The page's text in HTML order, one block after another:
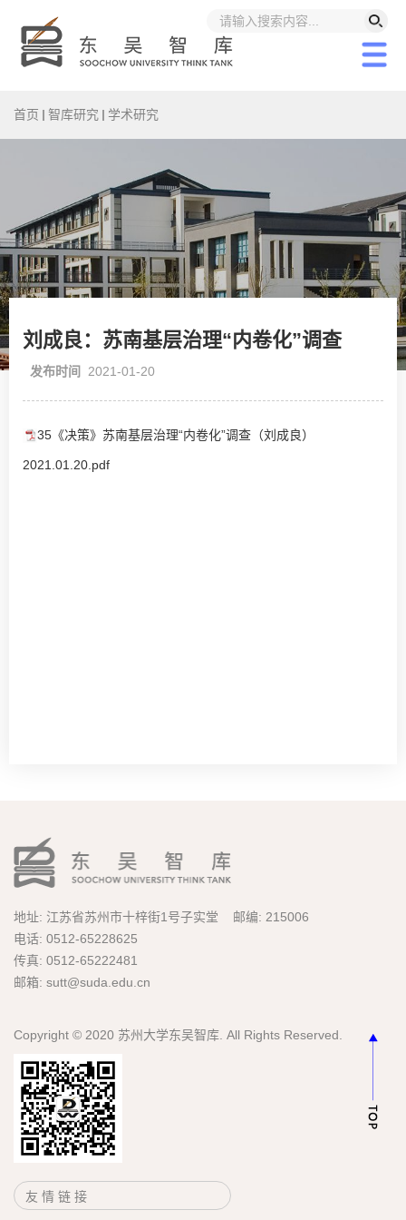
首页 智库研究 学术研究
刘成良：苏南基层治理“内卷化”调查
发布时间 2021-01-20
35《决策》苏南基层治理“内卷化”调查（刘成良）
2021.01.20.pdf
地址: 江苏省苏州市十梓街1号子实堂 邮编: 215006
电话: 0512-65228625
传真: 0512-65222481
邮箱: sutt@suda.edu.cn
Copyright © 2020 苏州大学东吴智库. All Rights Reserved.
友 情 链 接